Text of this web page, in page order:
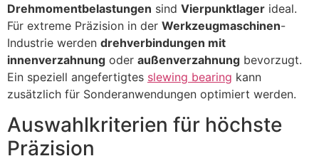
Drehmomentbelastungen sind Vierpunktlager ideal.
Für extreme Präzision in der Werkzeugmaschinen-
Industrie werden drehverbindungen mit
innenverzahnung oder außenverzahnung bevorzugt.
Ein speziell angefertigtes slewing bearing kann
zusätzlich für Sonderanwendungen optimiert werden.
Auswahlkriterien für höchste
Präzision